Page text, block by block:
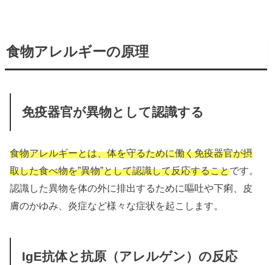
食物アレルギーの原理
免疫器官が異物として認識する
食物アレルギーとは、体を守るために働く免疫器官が摂
取した食べ物を”異物”として認識して反応することです。
認識した異物を体の外に排出するために嘔吐や下痢、皮
膚のかゆみ、炎症など様々な症状を起こします。
IgE抗体と抗原（アレルゲン）の反応